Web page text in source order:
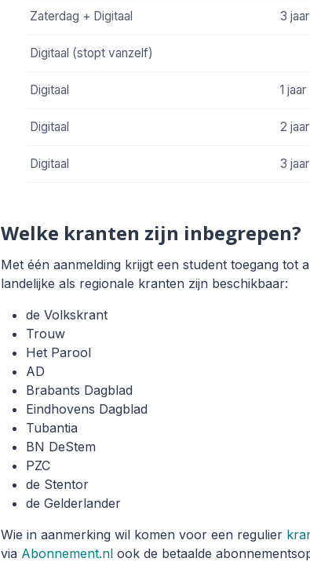
Zaterdag + Digitaal 3 jaar
Digitaal (stopt vanzelf)
Digitaal 1 jaar
Digitaal 2 jaar
Digitaal 3 jaar
Welke kranten zijn inbegrepen?
Met één aanmelding krijgt een student toegang tot
landelijke als regionale kranten zijn beschikbaar:
de Volkskrant
Trouw
Het Parool
AD
Brabants Dagblad
Eindhovens Dagblad
Tubantia
BN DeStem
PZC
de Stentor
de Gelderlander
Wie in aanmerking wil komen voor een regulier
via Abonnement.nl ook de betaalde